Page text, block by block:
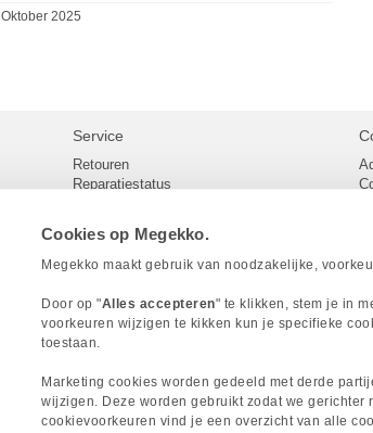
Cookies op Megekko.
Megekko maakt gebruik van noodzakelijke,
Door op "Alles accepteren" te klikken, stem je in
voorkeuren wijzigen te kikken kun je specifieke
toestaan.
Marketing cookies worden gedeeld met derde
wijzigen. Deze worden gebruikt zodat we
cookievoorkeuren vind je een overzicht van alle
Oktober 2025
Service
Retouren
Reparatiestatus
Herroepingsrecht
Betaalmethoden
Megekko builds
Toegankelijkheid